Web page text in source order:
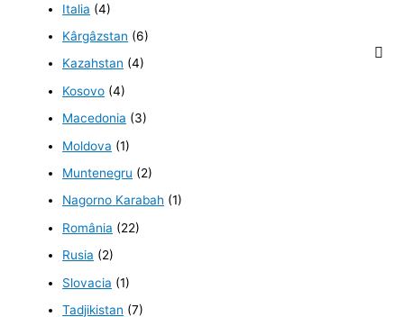
Italia (4)
Kârgâzstan (6)
Kazahstan (4)
Kosovo (4)
Macedonia (3)
Moldova (1)
Muntenegru (2)
Nagorno Karabah (1)
România (22)
Rusia (2)
Slovacia (1)
Tadjikistan (7)